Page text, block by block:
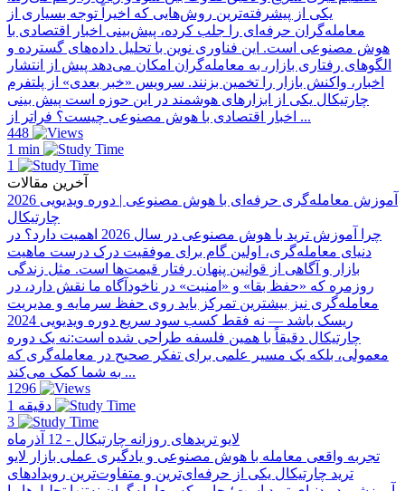
یکی از پیشرفته‌ترین روش‌هایی که اخیراً توجه بسیاری از
معامله‌گران حرفه‌ای را جلب کرده، پیش‌بینی اخبار اقتصادی با
هوش مصنوعی است. این فناوری نوین با تحلیل داده‌های گسترده و
الگوهای رفتاری بازار، به معامله‌گران امکان می‌دهد پیش از انتشار
اخبار، واکنش بازار را تخمین بزنند. سرویس «خبر بعدی» از پلتفرم
چارتیکال یکی از ابزارهای هوشمند در این حوزه است پیش بینی
اخبار اقتصادی با هوش مصنوعی چیست؟ فراتر از ...
448
1 min
1
آخرین مقالات
آموزش معامله‌گری حرفه‌ای با هوش مصنوعی | دوره ویدیویی 2026
چارتیکال
چرا آموزش ترید با هوش مصنوعی در سال 2026 اهمیت دارد؟ در
دنیای معامله‌گری، اولین گام برای موفقیت درک درست ماهیت
بازار و آگاهی از قوانین پنهان رفتار قیمت‌ها است. مثل زندگی
روزمره که «حفظ بقا» و «امنیت» در ناخودآگاه ما نقش دارد، در
معامله‌گری نیز بیشترین تمرکز باید روی حفظ سرمایه و مدیریت
ریسک باشد — نه فقط کسب سود سریع دوره ویدیویی 2024
چارتیکال دقیقاً با همین فلسفه طراحی شده است:نه یک دوره
معمولی، بلکه یک مسیر علمی برای تفکر صحیح در معامله‌گری که
به شما کمک می‌کند ...
1296
1 دقیقه
3
لایو تریدهای روزانه چارتیکال - 12 آذرماه
تجربه واقعی معامله با هوش مصنوعی و یادگیری عملی بازار لایو
ترید چارتیکال یکی از حرفه‌ای‌ترین و متفاوت‌ترین رویدادهای